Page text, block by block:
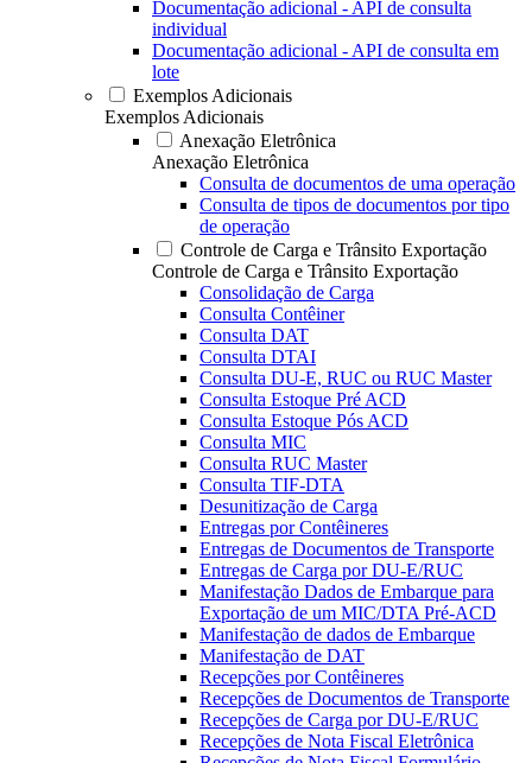
Documentação adicional - API de consulta
individual
Documentação adicional - API de consulta em
lote
Exemplos Adicionais
Exemplos Adicionais
Anexação Eletrônica
Anexação Eletrônica
Consulta de documentos de uma operação
Consulta de tipos de documentos por tipo
de operação
Controle de Carga e Trânsito Exportação
Controle de Carga e Trânsito Exportação
Consolidação de Carga
Consulta Contêiner
Consulta DAT
Consulta DTAI
Consulta DU-E, RUC ou RUC Master
Consulta Estoque Pré ACD
Consulta Estoque Pós ACD
Consulta MIC
Consulta RUC Master
Consulta TIF-DTA
Desunitização de Carga
Entregas por Contêineres
Entregas de Documentos de Transporte
Entregas de Carga por DU-E/RUC
Manifestação Dados de Embarque para
Exportação de um MIC/DTA Pré-ACD
Manifestação de dados de Embarque
Manifestação de DAT
Recepções por Contêineres
Recepções de Documentos de Transporte
Recepções de Carga por DU-E/RUC
Recepções de Nota Fiscal Eletrônica